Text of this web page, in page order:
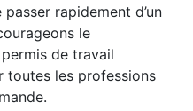
rapidement d’un
le
de travail
toutes les professions